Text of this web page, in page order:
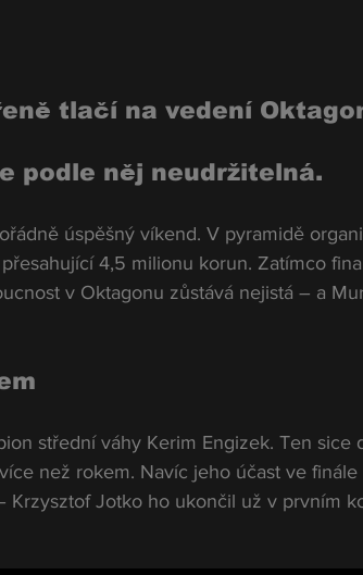
tlačí na vedení
podle něj neudržitelná.
úspěšný víkend. V pyramidě
4,5 milionu korun. Zatímco
v Oktagonu zůstává nejistá – a
střední váhy Kerim Engizek. Ten sice
než rokem. Navíc jeho účast ve finále
Krzysztof Jotko ho ukončil už v prvním